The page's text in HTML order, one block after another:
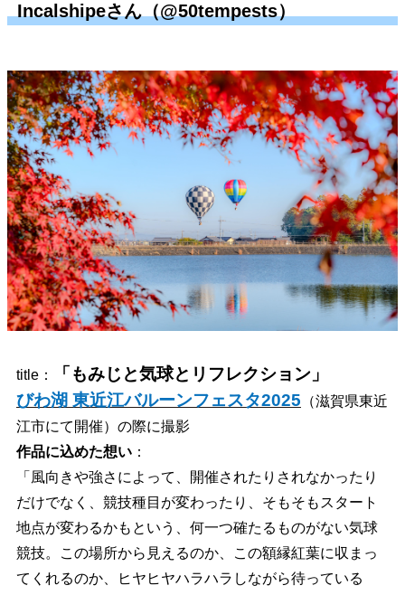
Incalshipeさん（@50tempests）
title： 「もみじと気球とリフレクション 」
びわ湖 東近江バルーンフェスタ2025 （滋賀県東近
江市にて開催）の際に撮影
作品に込めた想い ：
「風向きや強さによって、開催されたりされなかったり
だけでなく、競技種目が変わったり、そもそもスタート
地点が変わるかもという、何一つ確たるものがない気球
競技。この場所から見えるのか、この額縁紅葉に収まっ
てくれるのか、ヒヤヒヤハラハラしながら待っている